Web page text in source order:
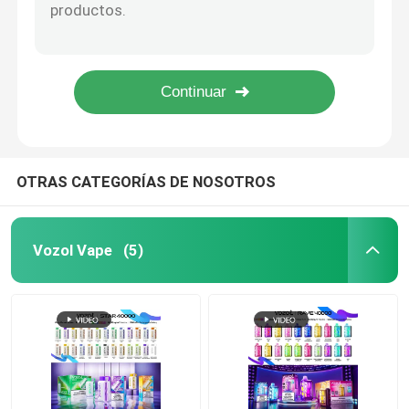
Vape GEEKBAR
Uwell Vape
Vaporizador PEAKBAR
Vapores de humo
Vape hqd
OTRAS CATEGORÍAS DE NOSOTROS
Vozol Vape (5)